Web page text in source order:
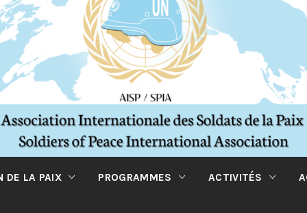
DE LA PAIX PROGRAMMES ACTIVITÉS